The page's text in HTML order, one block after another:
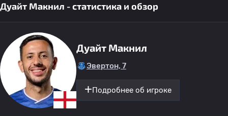
Дуайт Макнил - статистика и обзор
Дуайт Макнил
Эвертон, 7
Подробнее об игроке